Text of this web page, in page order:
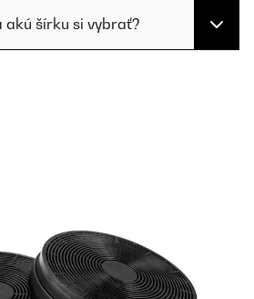
akú šírku si vybrať?